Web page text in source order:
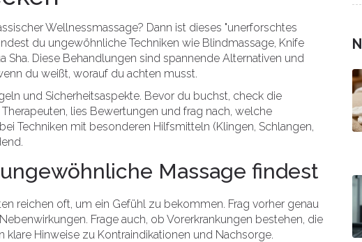
Wellnessmassage? Dann ist dieses "unerforschtes
du ungewöhnliche Techniken wie Blindmassage, Knife
Sha. Diese Behandlungen sind spannende Alternativen und
du weißt, worauf du achten musst.
und Sicherheitsaspekte. Bevor du buchst, check die
lies Bewertungen und frag nach, welche
Techniken mit besonderen Hilfsmitteln (Klingen, Schlangen,
Massage findest
reichen oft, um ein Gefühl zu bekommen. Frag vorher genau
Frage auch, ob Vorerkrankungen bestehen, die
klare Hinweise zu Kontraindikationen und Nachsorge.